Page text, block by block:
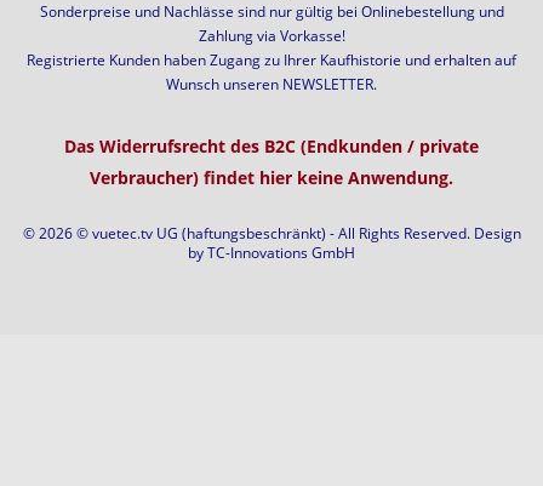
Sonderpreise und Nachlässe sind nur gültig bei Onlinebestellung und
Zahlung via Vorkasse!
Registrierte Kunden haben Zugang zu Ihrer Kaufhistorie und erhalten auf
Wunsch unseren NEWSLETTER.
Das Widerrufsrecht des B2C (Endkunden / private
Verbraucher) findet hier keine Anwendung.
© 2026 © vuetec.tv UG (haftungsbeschränkt) - All Rights Reserved. Design
byTC-Innovations GmbH